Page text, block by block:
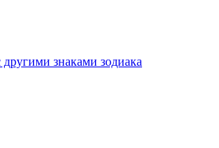
знаками зодиака